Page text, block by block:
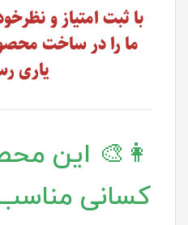
با ثبت امتیاز و
ما را در ساخت
یاری
👩‍🎨 این
کسانی